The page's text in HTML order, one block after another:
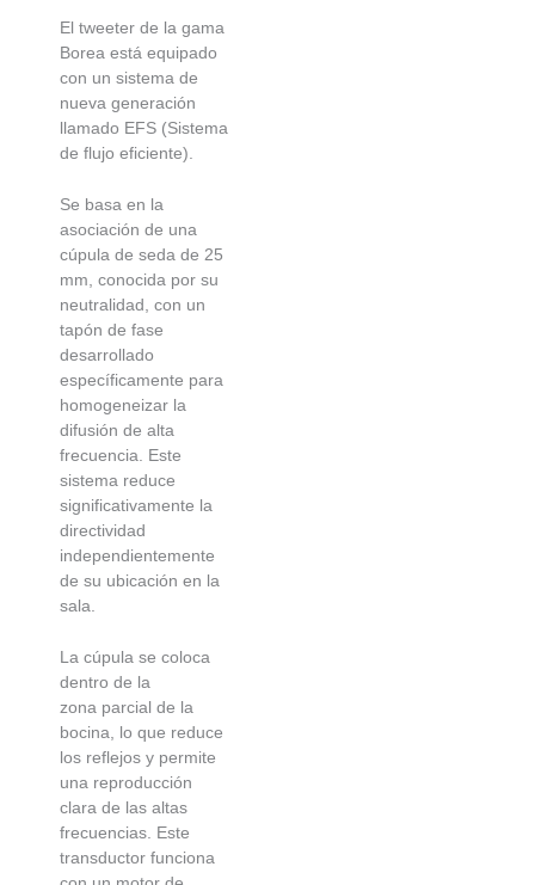
El tweeter de la gama
Borea está equipado
con un sistema de
nueva generación
llamado EFS (Sistema
de flujo eficiente).
Se basa en la
asociación de una
cúpula de seda de 25
mm, conocida por su
neutralidad, con un
tapón de fase
desarrollado
específicamente para
homogeneizar la
difusión de alta
frecuencia. Este
sistema reduce
significativamente la
directividad
independientemente
de su ubicación en la
sala.
La cúpula se coloca
dentro de la
zona parcial de la
bocina, lo que reduce
los reflejos y permite
una reproducción
clara de las altas
frecuencias. Este
transductor funciona